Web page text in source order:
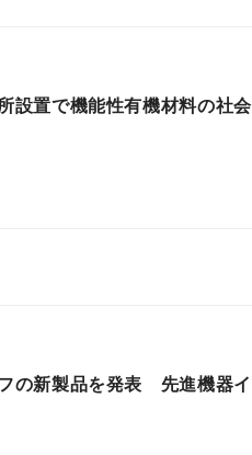
設置で機能性有機材料の社会
の新製品を発表 先進機器イ